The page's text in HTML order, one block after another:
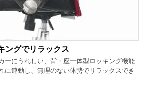
ングでリラックス
ーにうれしい、背・座一体型ロッキング機能
に連動し、無理のない体勢でリラックスでき